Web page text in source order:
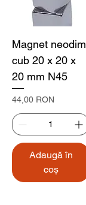
Magnet neodim
cub 20 x 20 x
20 mm N45
Preț
44,00 RON
Adaugă în
coș